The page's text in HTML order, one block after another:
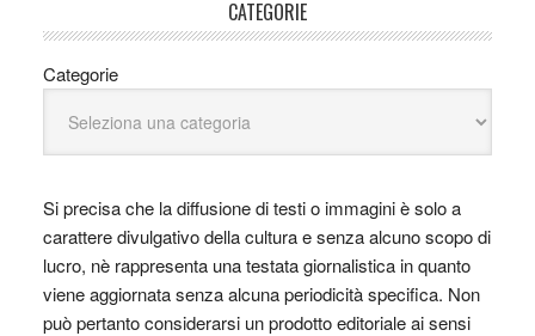
CATEGORIE
Categorie
Si precisa che la diffusione di testi o immagini è solo a
carattere divulgativo della cultura e senza alcuno scopo di
lucro, nè rappresenta una testata giornalistica in quanto
viene aggiornata senza alcuna periodicità specifica. Non
può pertanto considerarsi un prodotto editoriale ai sensi